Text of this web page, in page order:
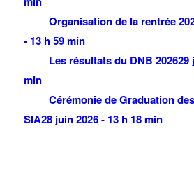
Organisation de la rentrée
- 13 h 59 min
Les résultats du DNB 202629
min
Cérémonie de Graduation
SIA28 juin 2026 - 13 h 18 min